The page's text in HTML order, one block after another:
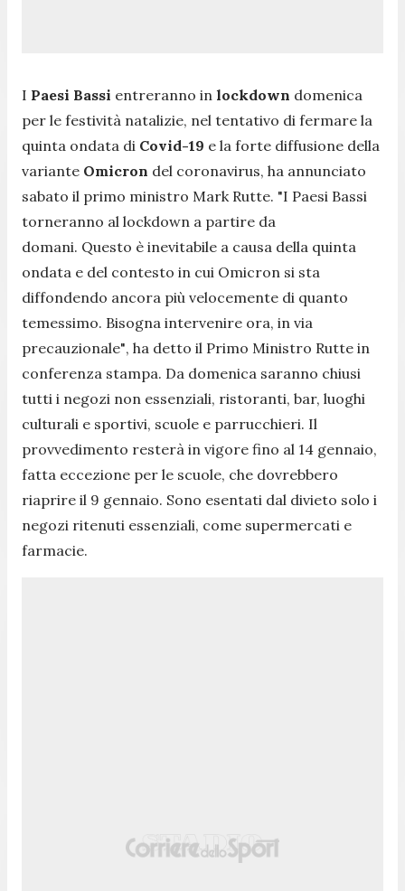
I Paesi Bassi entreranno in lockdown domenica
per le festività natalizie, nel tentativo di fermare la
quinta ondata di Covid-19 e la forte diffusione della
variante Omicron del coronavirus, ha annunciato
sabato il primo ministro Mark Rutte. "I Paesi Bassi
torneranno al lockdown a partire da
domani. Questo è inevitabile a causa della quinta
ondata e del contesto in cui Omicron si sta
diffondendo ancora più velocemente di quanto
temessimo. Bisogna intervenire ora, in via
precauzionale", ha detto il Primo Ministro Rutte in
conferenza stampa. Da domenica saranno chiusi
tutti i negozi non essenziali, ristoranti, bar, luoghi
culturali e sportivi, scuole e parrucchieri. Il
provvedimento resterà in vigore fino al 14 gennaio,
fatta eccezione per le scuole, che dovrebbero
riaprire il 9 gennaio. Sono esentati dal divieto solo i
negozi ritenuti essenziali, come supermercati e
farmacie.